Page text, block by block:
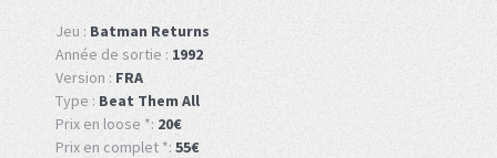
Jeu : Batman Returns
Année de sortie : 1992
Version : FRA
Type : Beat Them All
Prix en loose *: 20€
Prix en complet *: 55€